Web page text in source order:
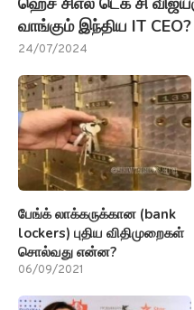
வாங்கும் இந்திய IT CEO?
24/07/2024
பேங்க் லாக்கருக்கான (bank
lockers) புதிய விதிமுறைகள்
சொல்வது என்ன?
06/09/2021